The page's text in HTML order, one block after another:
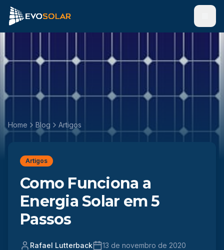
Home Blog Artigos
Artigos
Como Funciona a
Energia Solar em 5
Passos
Rafael Lutterback 13 de novembro de 2020